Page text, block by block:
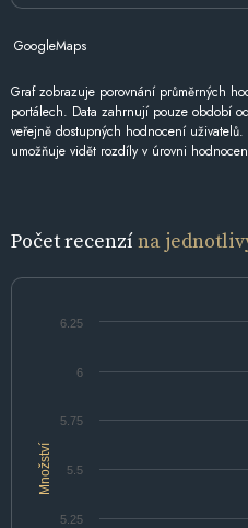
GoogleMaps
Graf zobrazuje porovnání průměrných
portálech. Data zahrnují pouze období
veřejně dostupných hodnocení
umožňuje vidět rozdíly v úrovni
Počet recenzína
Množství
5.25
5.5
5.75
6
6.25